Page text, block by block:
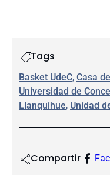
Tags
Basket UdeC, Casa
Universidad de
Llanquihue, Unidad
Compartir